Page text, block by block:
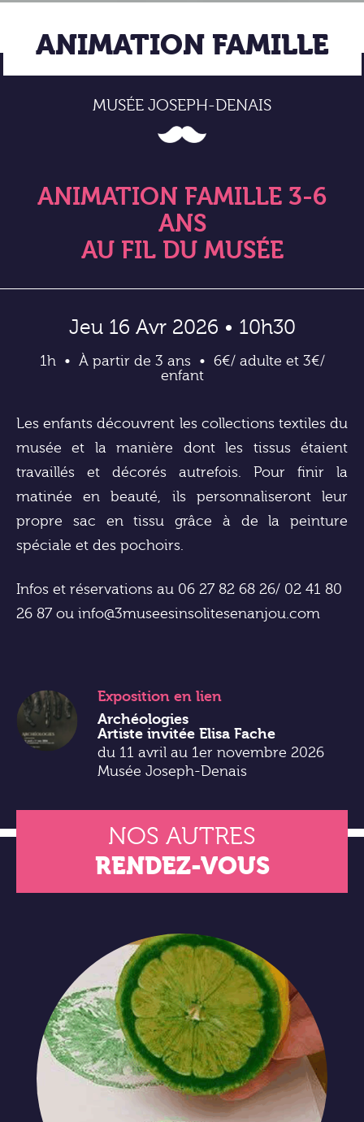
ANIMATION FAMILLE
MUSÉE JOSEPH-DENAIS
ANIMATION FAMILLE 3-6
ANS
AU FIL DU MUSÉE
Jeu 16 Avr 2026 • 10h30
1h À partir de 3 ans
6€/ adulte et 3€/
enfant
Les enfants découvrent les collections textiles du
musée et la manière dont les tissus étaient
travaillés et décorés autrefois. Pour finir la
matinée en beauté, ils personnaliseront leur
propre sac en tissu grâce à de la peinture
spéciale et des pochoirs.
Infos et réservations au 06 27 82 68 26/ 02 41 80
26 87 ou info@3museesinsolitesenanjou.com
Exposition en lien
Archéologies
Artiste invitée Elisa Fache
du 11 avril au 1er novembre 2026
Musée Joseph-Denais
NOS AUTRES
RENDEZ-VOUS